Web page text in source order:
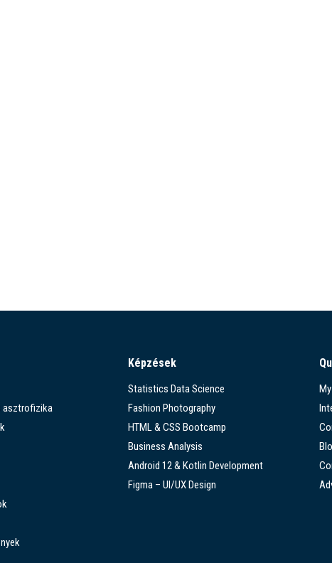
asztrofizika
Képzések
Statistics Data Science
Fashion Photography
HTML & CSS Bootcamp
Business Analysis
Android 12 & Kotlin Development
Figma – UI/UX Design